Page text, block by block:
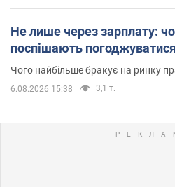
Не лише через зарплату:
поспішають погоджуватися
Чого найбільше бракує на ринку
6.08.2026 15:38 3,1 т.